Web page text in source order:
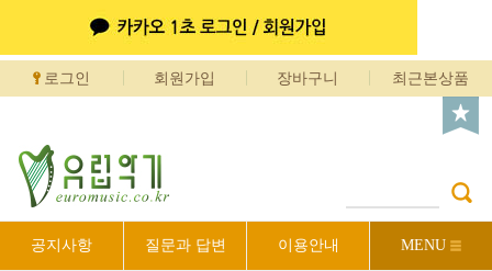
로그인 회원가입 장바구니 최근본상품
공지사항 질문과 답변 이용안내 MENU